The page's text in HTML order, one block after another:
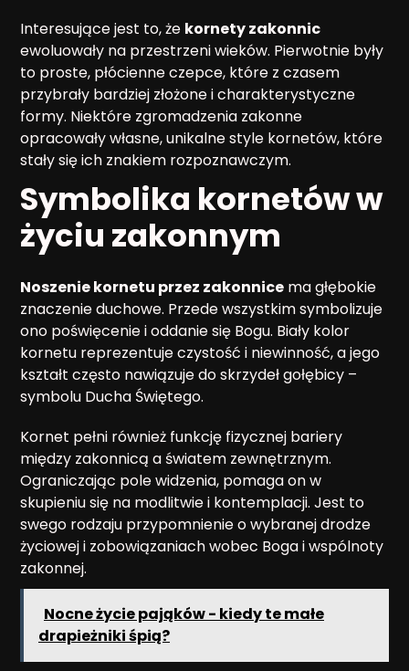
Interesujące jest to, że kornety zakonnic
ewoluowały na przestrzeni wieków. Pierwotnie były
to proste, płócienne czepce, które z czasem
przybrały bardziej złożone i charakterystyczne
formy. Niektóre zgromadzenia zakonne
opracowały własne, unikalne style kornetów, które
stały się ich znakiem rozpoznawczym.
Symbolika kornetów w
życiu zakonnym
Noszenie kornetu przez zakonnice ma głębokie
znaczenie duchowe. Przede wszystkim symbolizuje
ono poświęcenie i oddanie się Bogu. Biały kolor
kornetu reprezentuje czystość i niewinność, a jego
kształt często nawiązuje do skrzydeł gołębicy –
symbolu Ducha Świętego.
Kornet pełni również funkcję fizycznej bariery
między zakonnicą a światem zewnętrznym.
Ograniczając pole widzenia, pomaga on w
skupieniu się na modlitwie i kontemplacji. Jest to
swego rodzaju przypomnienie o wybranej drodze
życiowej i zobowiązaniach wobec Boga i wspólnoty
zakonnej.
Nocne życie pająków - kiedy te małe
drapieżniki śpią?